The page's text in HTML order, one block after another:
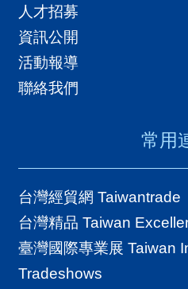
人才招募
資訊公開
活動報導
聯絡我們
常用
台灣經貿網 Taiwantrade
台灣精品 Taiwan
臺灣國際專業展 Taiwan
Tradeshows